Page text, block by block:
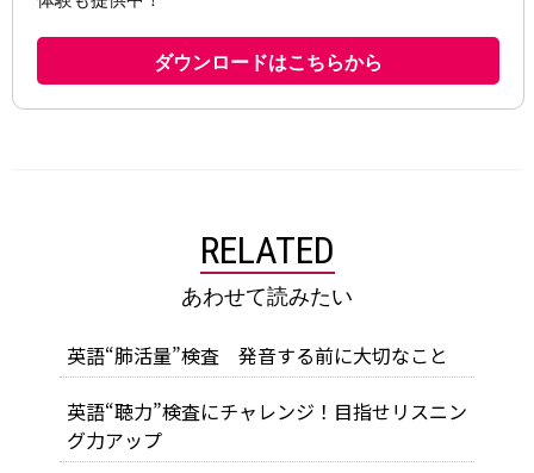
RELATED
あわせて読みたい
英語“肺活量”検査 発音する前に大切なこと
英語“聴力”検査にチャレンジ！目指せリスニン
グ力アップ